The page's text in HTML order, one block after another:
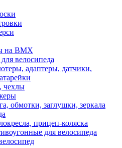
на BMX
велосипеда
адаптеры, датчики,
чехлы
обмотки, заглушки, зеркала
прицеп-коляска
для велосипеда